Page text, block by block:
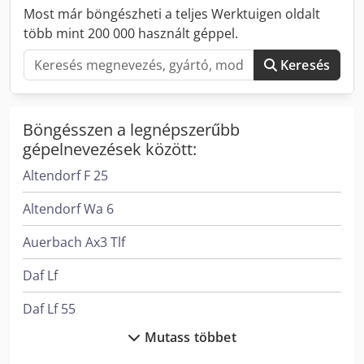
csúcs
Most már böngészheti a teljes Werktuigen oldalt
több mint 200 000 használt géppel.
Keresés
Böngésszen a legnépszerűbb
gépelnevezések között:
Altendorf F 25
Altendorf Wa 6
Auerbach Ax3 Tlf
Daf Lf
Daf Lf 55
Mutass többet